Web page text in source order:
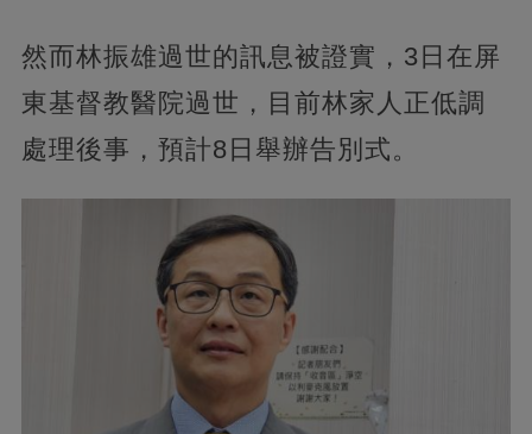
然而林振雄過世的訊息被證實，3日在屏
東基督教醫院過世，目前林家人正低調
處理後事，預計8日舉辦告別式。